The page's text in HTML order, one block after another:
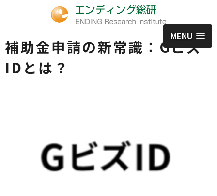
MENU
補助金申請の新常識：Gビズ
IDとは？